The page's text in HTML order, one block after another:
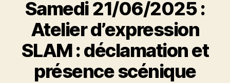
Samedi 21/06/2025 :
Atelier d’expression
SLAM : déclamation et
présence scénique